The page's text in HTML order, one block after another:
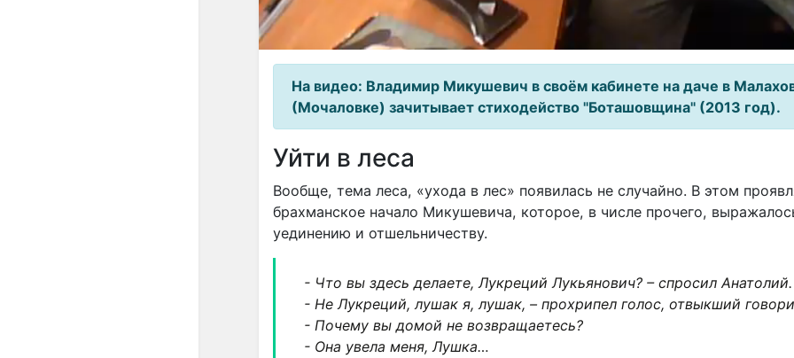
На видео: Владимир Микушевич в своём кабинете на даче в
(Мочаловке) зачитывает стиходейство "Боташовщина" (2013 год).
Уйти в леса
Вообще, тема леса, «ухода в лес» появилась не случайно. В этом
брахманское начало Микушевича, которое, в числе прочего,
уединению и отшельничеству.
- Что вы здесь делаете, Лукреций Лукьянович? – спросил Анатолий.
- Не Лукреций, лушак я, лушак, – прохрипел голос, отвыкший
- Почему вы домой не возвращаетесь?
- Она увела меня, Лушка…